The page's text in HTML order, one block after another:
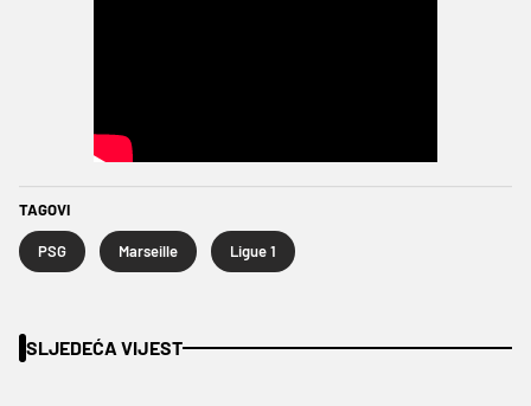
TAGOVI
PSG Marseille Ligue 1
SLJEDEĆA VIJEST